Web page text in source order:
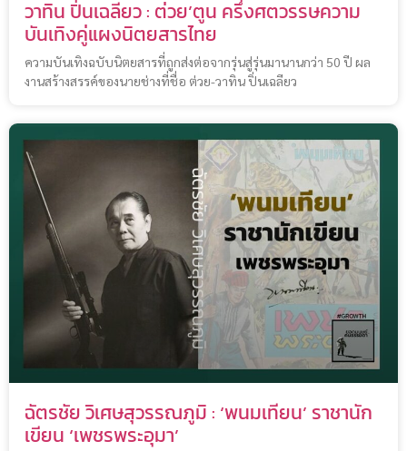
วาทิน ปิ่นเฉลียว : ต่วย’ตูน ครึ่งศตวรรษความ
บันเทิงคู่แผงนิตยสารไทย
ความบันเทิงฉบับนิตยสารที่ถูกส่งต่อจากรุ่นสู่รุ่นมานานกว่า 50 ปี ผล
งานสร้างสรรค์ของนายช่างที่ชื่อ ต่วย-วาทิน ปิ่นเฉลียว
ฉัตรชัย วิเศษสุวรรณภูมิ : ‘พนมเทียน’ ราชานัก
เขียน ‘เพชรพระอุมา’